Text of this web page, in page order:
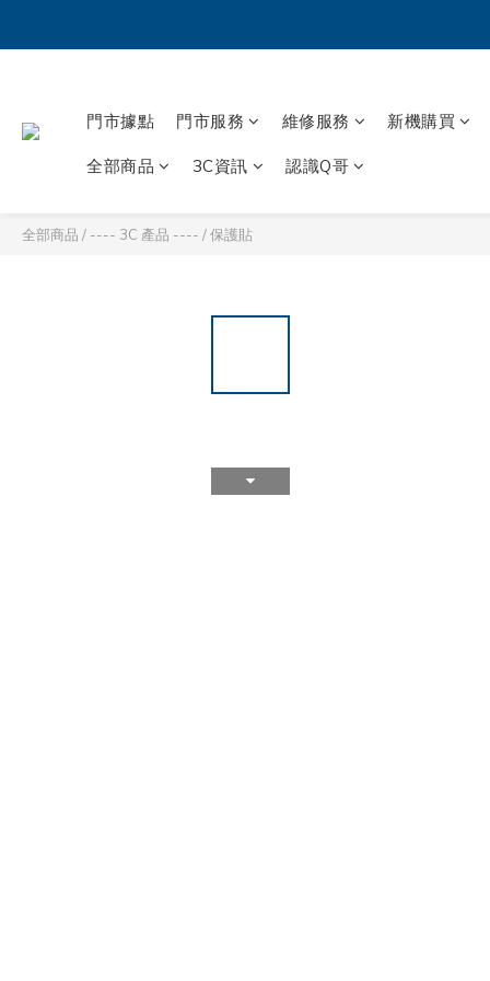
門市據點 門市服務 維修服務 新機購買
全部商品 3C資訊 認識Q哥
全部商品 / ---- 3C 產品 ---- /保護貼